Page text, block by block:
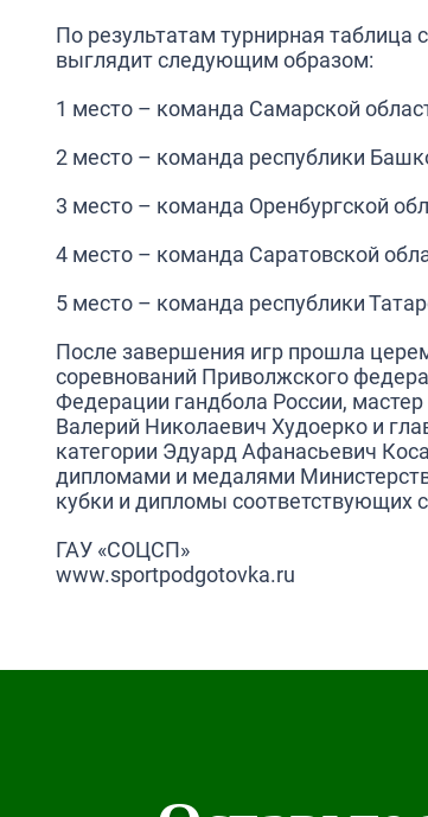
По результатам турнирная
выглядит следующим образом:
1 место – команда Самарской
2 место – команда республики
3 место – команда Оренбургской
4 место – команда Саратовской
5 место – команда республики
После завершения игр прошла
соревнований Приволжского
Федерации гандбола России,
Валерий Николаевич Худоерко и
категории Эдуард Афанасьевич
дипломами и медалями
кубки и дипломы соответствующих
ГАУ «СОЦСП»
www.sportpodgotovka.ru